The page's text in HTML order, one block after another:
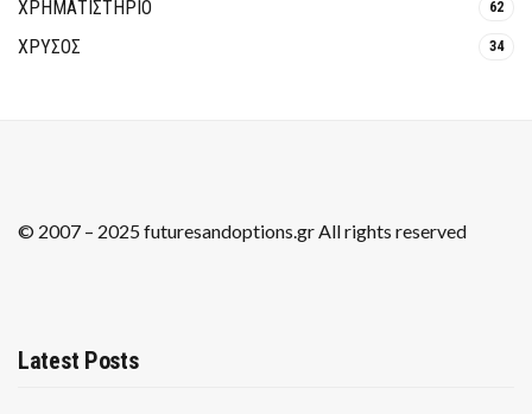
ΧΡΗΜΑΤΙΣΤΗΡΙΟ 62
ΧΡΥΣΟΣ 34
© 2007 – 2025 futuresandoptions.gr All rights reserved
Latest Posts